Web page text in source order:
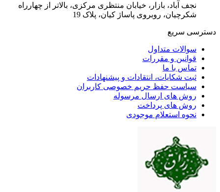
نجف آباد، بازار، خیابان منتظری مرکزی، بالاتر از چهارراه
شکرچیان، روبروی پاساژ کیان، پلاک 19
دسترسی سریع
سوالات متداول
قوانین و مقررات
تماس با ما
ثبت شکایات، انتقادات و پیشنهادات
سیاست حفظ حریم خصوصی کاربران
روش های ارسال مرسوله
روش های پرداخت
نحوه استعلام موجودی